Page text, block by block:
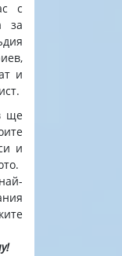
с
за
и
ще
и